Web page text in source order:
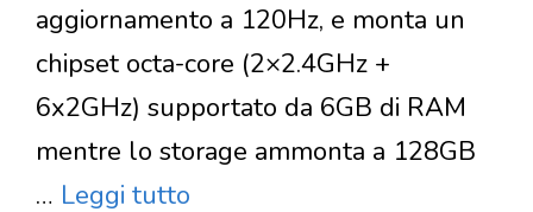
aggiornamento a 120Hz, e monta un
chipset octa-core (2×2.4GHz +
6x2GHz) supportato da 6GB di RAM
mentre lo storage ammonta a 128GB
… Leggi tutto